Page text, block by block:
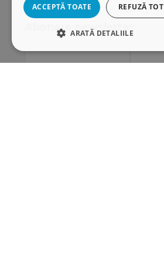
ACCEPTĂ TOATE REFUZĂ TOT
ARATĂ DETALIILE
Abonare newsletter